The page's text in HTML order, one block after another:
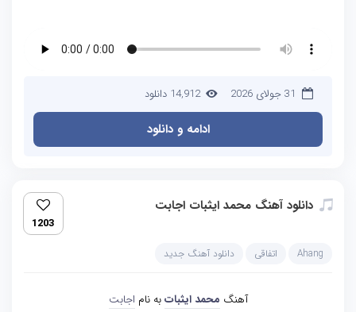
31 جولای 2026 14,912 دانلود
ادامه و دانلود
دانلود آهنگ محمد ایثبات اجابت
1203
Ahang اتفاقی دانلود آهنگ جدید
آهنگ محمد ایثباتبه نام اجابت